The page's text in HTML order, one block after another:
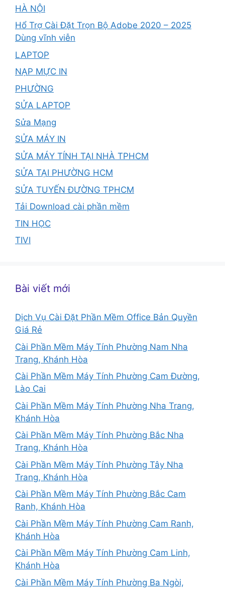
HÀ NỘI
Hổ Trợ Cài Đặt Trọn Bộ Adobe 2020 – 2025
Dùng vĩnh viễn
LAPTOP
NẠP MỰC IN
PHƯỜNG
SỬA LAPTOP
Sửa Mạng
SỬA MÁY IN
SỬA MÁY TÍNH TẠI NHÀ TPHCM
SỬA TẠI PHƯỜNG HCM
SỬA TUYẾN ĐƯỜNG TPHCM
Tải Download cài phần mềm
TIN HỌC
TIVI
Bài viết mới
Dịch Vụ Cài Đặt Phần Mềm Office Bản Quyền
Giá Rẻ
Cài Phần Mềm Máy Tính Phường Nam Nha
Trang, Khánh Hòa
Cài Phần Mềm Máy Tính Phường Cam Đường,
Lào Cai
Cài Phần Mềm Máy Tính Phường Nha Trang,
Khánh Hòa
Cài Phần Mềm Máy Tính Phường Bắc Nha
Trang, Khánh Hòa
Cài Phần Mềm Máy Tính Phường Tây Nha
Trang, Khánh Hòa
Cài Phần Mềm Máy Tính Phường Bắc Cam
Ranh, Khánh Hòa
Cài Phần Mềm Máy Tính Phường Cam Ranh,
Khánh Hòa
Cài Phần Mềm Máy Tính Phường Cam Linh,
Khánh Hòa
Cài Phần Mềm Máy Tính Phường Ba Ngòi,